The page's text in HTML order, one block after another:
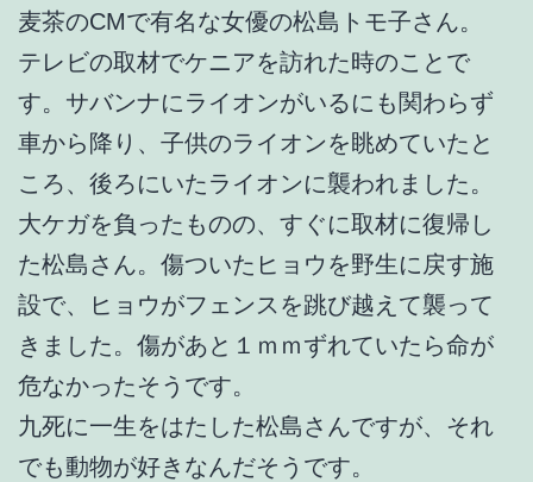
麦茶のCMで有名な女優の松島トモ子さん。
テレビの取材でケニアを訪れた時のことで
す。サバンナにライオンがいるにも関わらず
車から降り、子供のライオンを眺めていたと
ころ、後ろにいたライオンに襲われました。
大ケガを負ったものの、すぐに取材に復帰し
た松島さん。傷ついたヒョウを野生に戻す施
設で、ヒョウがフェンスを跳び越えて襲って
きました。傷があと１ｍｍずれていたら命が
危なかったそうです。
九死に一生をはたした松島さんですが、それ
でも動物が好きなんだそうです。